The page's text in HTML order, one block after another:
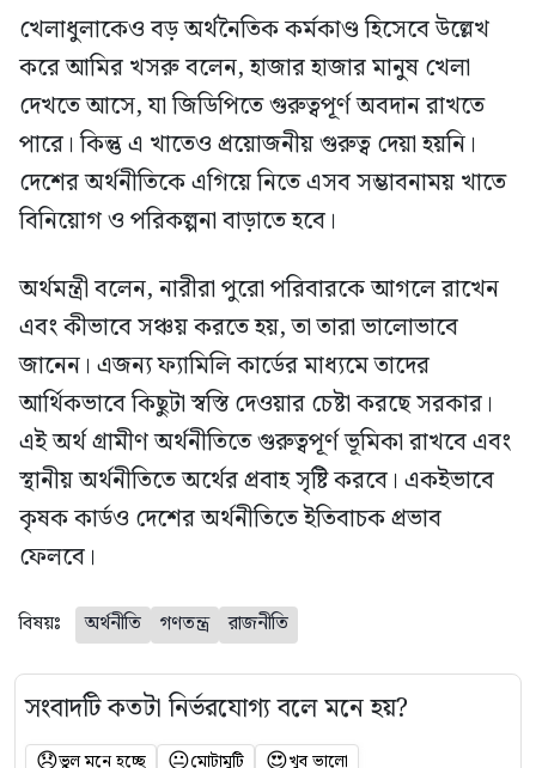
খেলাধুলাকেও বড় অর্থনৈতিক কর্মকাণ্ড হিসেবে উল্লেখ
করে আমির খসরু বলেন, হাজার হাজার মানুষ খেলা
দেখতে আসে, যা জিডিপিতে গুরুত্বপূর্ণ অবদান রাখতে
পারে। কিন্তু এ খাতেও প্রয়োজনীয় গুরুত্ব দেয়া হয়নি।
দেশের অর্থনীতিকে এগিয়ে নিতে এসব সম্ভাবনাময় খাতে
বিনিয়োগ ও পরিকল্পনা বাড়াতে হবে।
অর্থমন্ত্রী বলেন, নারীরা পুরো পরিবারকে আগলে রাখেন
এবং কীভাবে সঞ্চয় করতে হয়, তা তারা ভালোভাবে
জানেন। এজন্য ফ্যামিলি কার্ডের মাধ্যমে তাদের
আর্থিকভাবে কিছুটা স্বস্তি দেওয়ার চেষ্টা করছে সরকার।
এই অর্থ গ্রামীণ অর্থনীতিতে গুরুত্বপূর্ণ ভূমিকা রাখবে এবং
স্থানীয় অর্থনীতিতে অর্থের প্রবাহ সৃষ্টি করবে। একইভাবে
কৃষক কার্ডও দেশের অর্থনীতিতে ইতিবাচক প্রভাব
ফেলবে।
বিষয়ঃ অর্থনীতি গণতন্ত্র রাজনীতি
সংবাদটি কতটা নির্ভরযোগ্য বলে মনে হয়?
ভুল মনে হচ্ছে মোটামুটি খুব ভালো